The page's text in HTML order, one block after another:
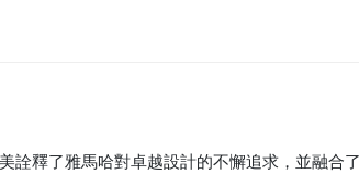
詮釋了雅馬哈對卓越設計的不懈追求，並融合